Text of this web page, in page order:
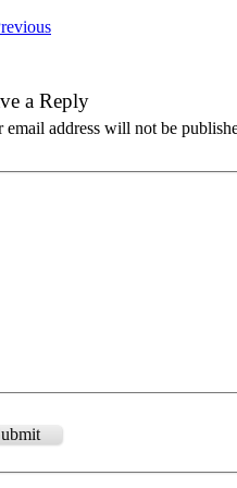
a Reply
email address will not be